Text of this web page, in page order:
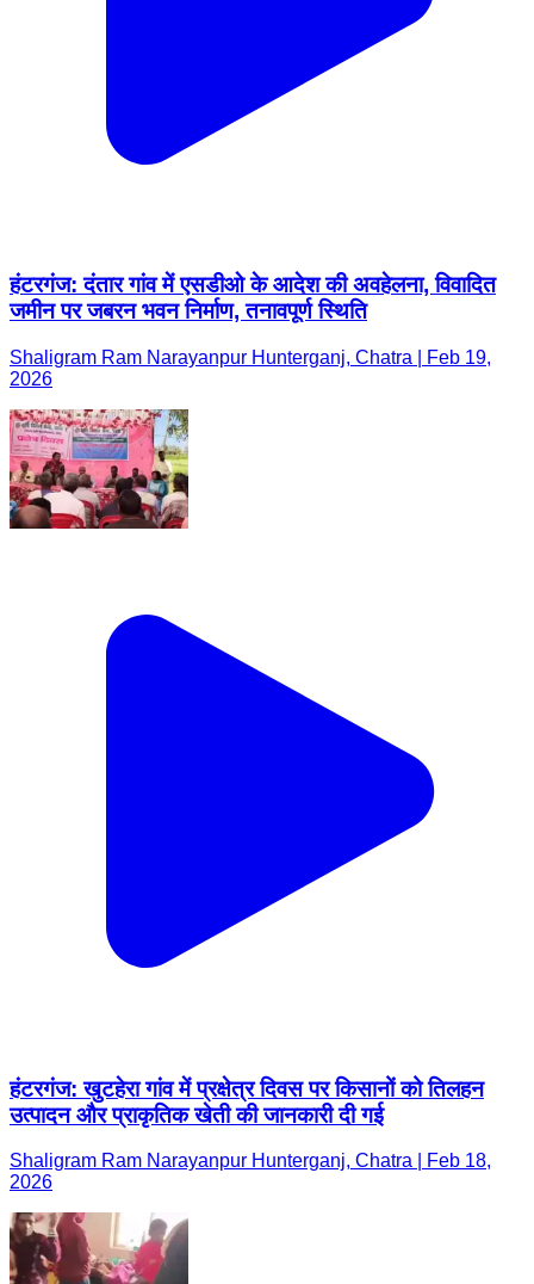
हंटरगंज: दंतार गांव में एसडीओ के आदेश की अवहेलना, विवादित
जमीन पर जबरन भवन निर्माण, तनावपूर्ण स्थिति
Shaligram Ram Narayanpur Hunterganj, Chatra | Feb 19,
2026
हंटरगंज: खुटहेरा गांव में प्रक्षेत्र दिवस पर किसानों को तिलहन
उत्पादन और प्राकृतिक खेती की जानकारी दी गई
Shaligram Ram Narayanpur Hunterganj, Chatra | Feb 18,
2026